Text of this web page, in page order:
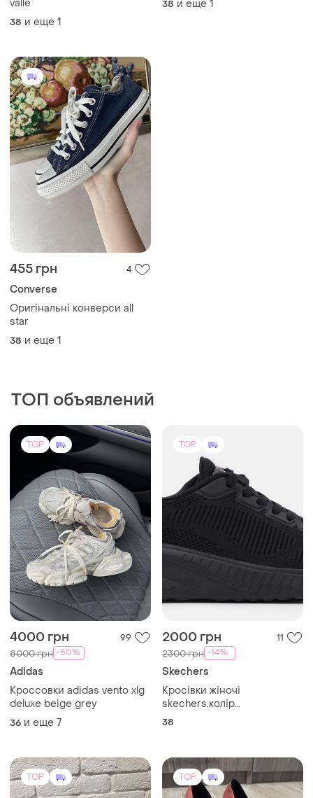
valle
38 и еще 1
38 и еще 1
455 грн 4
Converse
Оригінальні конверси all
star
38 и еще 1
ТОП объявлений
TOP
4000 грн 99
8000 грн -50%
Adidas
Кроссовки adidas vento xlg
deluxe beige grey
36 и еще 7
TOP
2000 грн 11
2300 грн -14%
Skechers
Кросівки жіночі
skechers.колір
чорний.розмір 38 (25 см)
38
TOP TOP